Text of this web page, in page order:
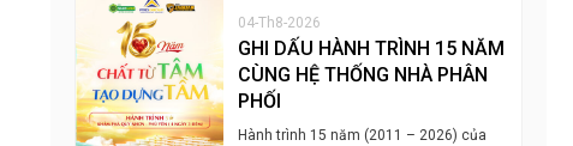
04-Th8-2026
GHI DẤU HÀNH TRÌNH 15 NĂM
CÙNG HỆ THỐNG NHÀ PHÂN
PHỐI
Hành trình 15 năm (2011 – 2026) của